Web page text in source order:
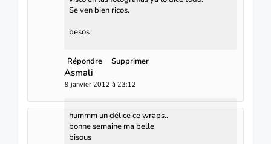
Se ven bien ricos.
besos
Répondre Supprimer
Asmali
9 janvier 2012 à 23:12
hummm un délice ce wraps..
bonne semaine ma belle
bisous